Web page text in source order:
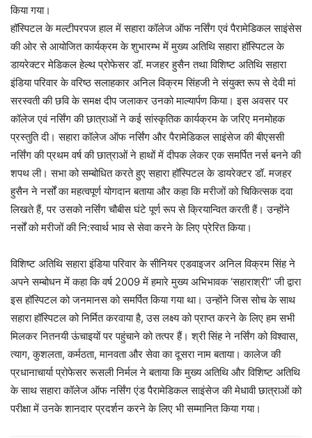
किया गया।
हॉस्पिटल के मल्टीपरपज हाल में सहारा कॉलेज ऑफ नर्सिंग एवं पैरामेडिकल साइंसेस
की ओर से आयोजित कार्यक्रम के शुभारम्भ में मुख्य अतिथि सहारा हॉस्पिटल के
डायरेक्टर मेडिकल हेल्थ प्रोफेसर डॉ. मजहर हुसैन तथा विशिष्ट अतिथि सहारा
इंडिया परिवार के वरिष्ठ सलाहकार अनिल विक्रम सिंहजी ने संयुक्त रूप से देवी मां
सरस्वती की छवि के समक्ष दीप जलाकर उनको माल्यार्पण किया। इस अवसर पर
कॉलेज एवं नर्सिंग की छात्राओं ने कई सांस्कृतिक कार्यक्रम के जरिए मनमोहक
प्रस्तुति दी। सहारा कॉलेज ऑफ नर्सिंग और पैरामेडिकल साइंसेज की बीएससी
नर्सिंग की प्रथम वर्ष की छात्राओं ने हाथों में दीपक लेकर एक समर्पित नर्स बनने की
शपथ ली। सभा को सम्बोधित करते हुए सहारा हॉस्पिटल के डायरेक्टर डॉ. मजहर
हुसैन ने नर्सों का महत्वपूर्ण योगदान बताया और कहा कि मरीजों को चिकित्सक दवा
लिखते हैं, पर उसको नर्सिंग चौबीस घंटे पूर्ण रूप से क्रियान्वित करती हैं। उन्होंने
नर्सों को मरीजों की नि:स्वार्थ भाव से सेवा करने के लिए प्रेरित किया।
विशिष्ट अतिथि सहारा इंडिया परिवार के सीनियर एडवाइजर अनिल विक्रम सिंह ने
अपने सम्बोधन में कहा कि वर्ष 2009 में हमारे मुख्य अभिभावक ‘सहाराश्री” जी द्वारा
इस हॉस्पिटल को जनमानस को समर्पित किया गया था। उन्होंने जिस सोच के साथ
सहारा हॉस्पिटल को निर्मित करवाया है, उस लक्ष्य को प्राप्त करने के लिए हम सभी
मिलकर नितनयी ऊंचाइयों पर पहुंचाने को तत्पर हैं। श्री सिंह ने नर्सिंग को विश्वास,
त्याग, कुशलता, कर्मठता, मानवता और सेवा का दूसरा नाम बताया। कालेज की
प्रधानाचार्या प्रोफेसर रूसली निर्मल ने बताया कि मुख्य अतिथि और विशिष्ट अतिथि
के साथ सहारा कॉलेज ऑफ नर्सिंग एंड पैरामेडिकल साइंसेज की मेधावी छात्राओं को
परीक्षा में उनके शानदार प्रदर्शन करने के लिए भी सम्मानित किया गया।